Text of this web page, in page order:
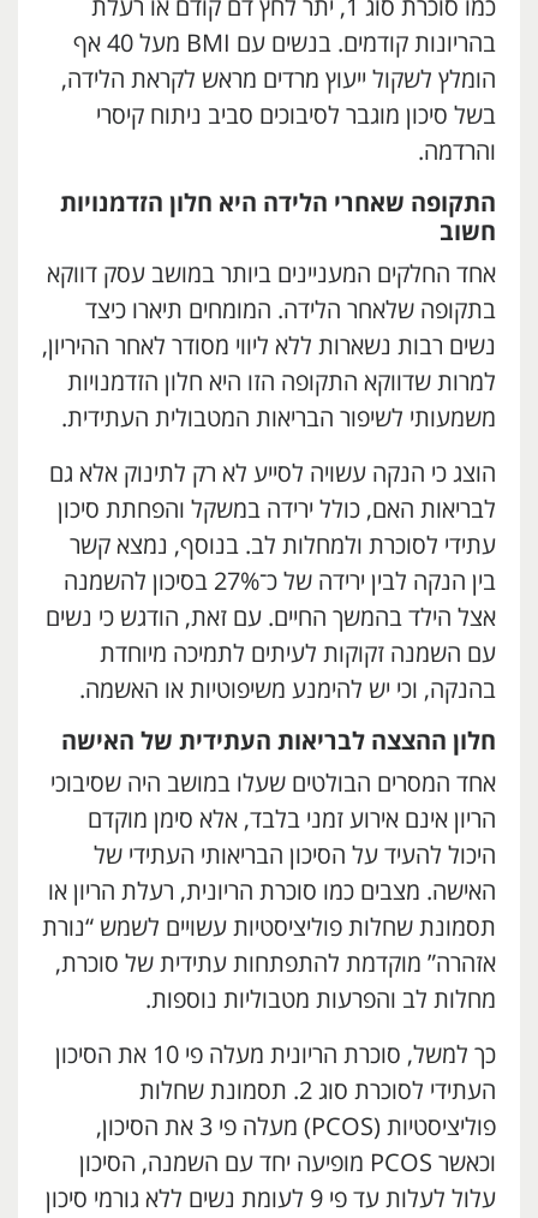
כמו סוכרת סוג 1, יתר לחץ דם קודם או רעלת
בהריונות קודמים. בנשים עם BMI מעל 40 אף
הומלץ לשקול ייעוץ מרדים מראש לקראת הלידה,
בשל סיכון מוגבר לסיבוכים סביב ניתוח קיסרי
והרדמה.
התקופה שאחרי הלידה היא חלון הזדמנויות
חשוב
אחד החלקים המעניינים ביותר במושב עסק דווקא
בתקופה שלאחר הלידה. המומחים תיארו כיצד
נשים רבות נשארות ללא ליווי מסודר לאחר ההיריון,
למרות שדווקא התקופה הזו היא חלון הזדמנויות
משמעותי לשיפור הבריאות המטבולית העתידית.
הוצג כי הנקה עשויה לסייע לא רק לתינוק אלא גם
לבריאות האם, כולל ירידה במשקל והפחתת סיכון
עתידי לסוכרת ולמחלות לב. בנוסף, נמצא קשר
בין הנקה לבין ירידה של כ־27% בסיכון להשמנה
אצל הילד בהמשך החיים. עם זאת, הודגש כי נשים
עם השמנה זקוקות לעיתים לתמיכה מיוחדת
בהנקה, וכי יש להימנע משיפוטיות או האשמה.
חלון ההצצה לבריאות העתידית של האישה
אחד המסרים הבולטים שעלו במושב היה שסיבוכי
הריון אינם אירוע זמני בלבד, אלא סימן מוקדם
היכול להעיד על הסיכון הבריאותי העתידי של
האישה. מצבים כמו סוכרת הריונית, רעלת הריון או
תסמונת שחלות פוליציסטיות עשויים לשמש “נורת
אזהרה” מוקדמת להתפתחות עתידית של סוכרת,
מחלות לב והפרעות מטבוליות נוספות.
כך למשל, סוכרת הריונית מעלה פי 10 את הסיכון
העתידי לסוכרת סוג 2. תסמונת שחלות
פוליציסטיות (PCOS) מעלה פי 3 את הסיכון,
וכאשר PCOS מופיעה יחד עם השמנה, הסיכון
עלול לעלות עד פי 9 לעומת נשים ללא גורמי סיכון